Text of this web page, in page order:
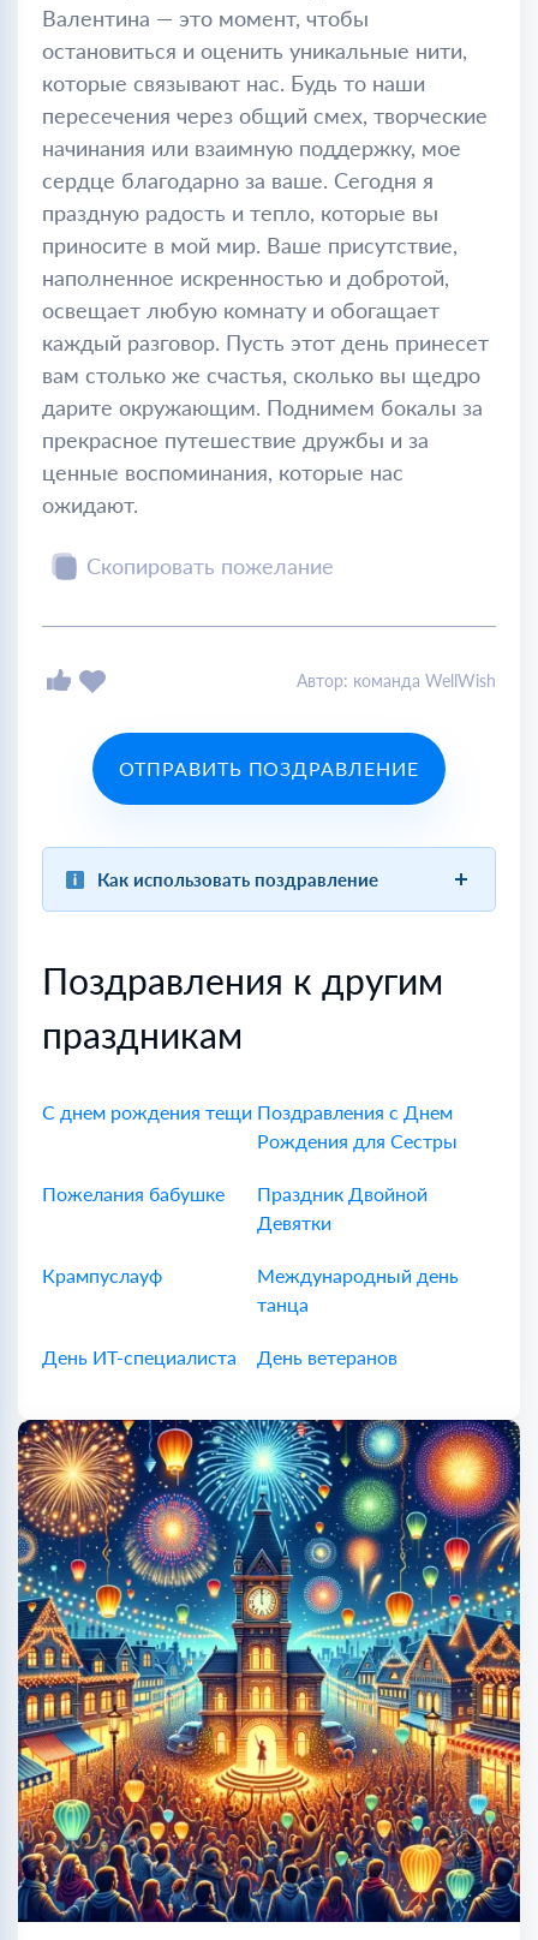
Валентина — это момент, чтобы
остановиться и оценить уникальные нити,
которые связывают нас. Будь то наши
пересечения через общий смех, творческие
начинания или взаимную поддержку, мое
сердце благодарно за ваше. Сегодня я
праздную радость и тепло, которые вы
приносите в мой мир. Ваше присутствие,
наполненное искренностью и добротой,
освещает любую комнату и обогащает
каждый разговор. Пусть этот день принесет
вам столько же счастья, сколько вы щедро
дарите окружающим. Поднимем бокалы за
прекрасное путешествие дружбы и за
ценные воспоминания, которые нас
ожидают.
Скопировать пожелание
Автор: команда WellWish
ОТПРАВИТЬ ПОЗДРАВЛЕНИЕ
Как использовать поздравление
Поздравления к другим
праздникам
С днем рождения тещи Поздравления с Днем
Рождения для Сестры
Пожелания бабушке
Праздник Двойной
Девятки
Крампуслауф
Международный день
танца
День ИТ-специалиста День ветеранов